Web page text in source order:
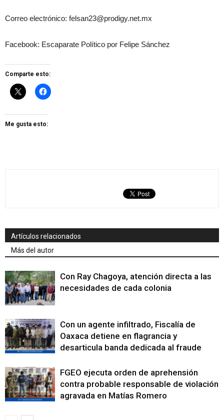
Correo electrónico: felsan23@prodigy.net.mx
Facebook: Escaparate Político por Felipe Sánchez
Comparte esto:
Me gusta esto:
Artículos relacionados
Más del autor
Con Ray Chagoya, atención directa a las
necesidades de cada colonia
Con un agente infiltrado, Fiscalía de
Oaxaca detiene en flagrancia y
desarticula banda dedicada al fraude
FGEO ejecuta orden de aprehensión
contra probable responsable de violación
agravada en Matías Romero